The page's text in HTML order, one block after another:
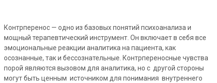
Контрперенос — одно из базовых понятий психоанализа и
мощный терапевтический инструмент. Он включает в себя все
эмоциональные реакции аналитика на пациента, как
осознанные, так и бессознательные. Контрпереносные чувства
порой являются вызовом для аналитика, но с другой стороны
могут быть ценным источником для понимания внутреннего